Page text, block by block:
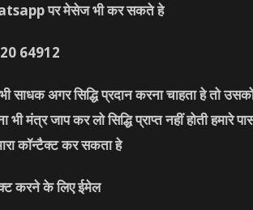
पर मेसेज भी कर सकते हे
64912
साधक अगर सिद्धि प्रदान करना चाहता हे तो
भी मंत्र जाप कर लो सिद्धि प्राप्त नहीं होती हमारे
कॉन्टैक्ट कर सकता हे
करने के लिए ईमेल